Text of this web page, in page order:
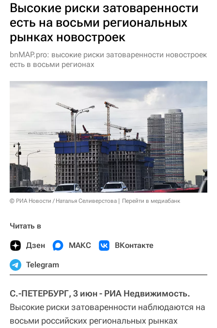
Высокие риски затоваренности
есть на восьми региональных
рынках новостроек
bnMAP.pro: высокие риски затоваренности новостроек
есть в восьми регионах
© РИА Новости / Наталья Селиверстова Перейти в медиабанк
Читать в
Дзен МАКС ВКонтакте
Telegram
С.-ПЕТЕРБУРГ, 3 июн - РИА Недвижимость.
Высокие риски затоваренности наблюдаются на
восьми российских региональных рынках